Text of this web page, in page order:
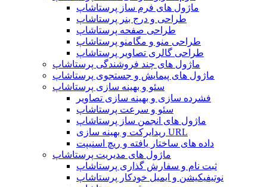
ماژول های فرم ساز پرستاشاپ
طراحی و درج بنر پرستاشاپ
طراحی صفحه پرستاشاپ
طراحی منو و مگامنو پرستاشاپ
طراحی گالری تصاویر پرستاشاپ
ماژول های چند فروشندگی پرستاشاپ
ماژول های پیمایش و جستجوی پرستاشاپ
سئو و بهینه سازی پرستاشاپ
فشرده سازی و بهینه سازی تصاویر
سئو و سرعت پرستاشاپ
ماژول های انجمن ساز پرستاشاپ
ریدایرکت و بهینه سازی URL
داده های ساختار یافته و ریچ اسنیپت
ماژول های مدیریت پرستاشاپ
ثبت نام و سفارش گذاری پرستاشاپ
نوتیفیکیشن و ایمیل خودکار پرستاشاپ